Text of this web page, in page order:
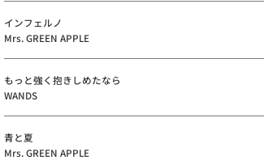
インフェルノ
Mrs. GREEN APPLE
もっと強く抱きしめたなら
WANDS
青と夏
Mrs. GREEN APPLE